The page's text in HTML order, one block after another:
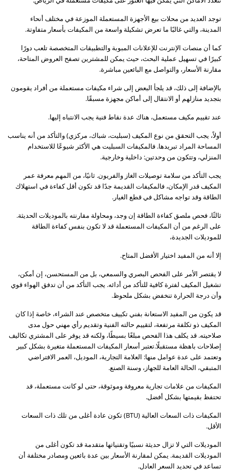
توجد العديد من محلات بيع الأجهزة المستعملة الموزعة في مختلف أنحاء
المدينة، والتي غالبًا ما تعرض تشكيلة واسعة من المكيفات بأسعار متفاوتة.
كما أن منصات الإنترنت للإعلانات المبوبة والتطبيقات المتخصصة تلعب دورًا
كبيرًا في تسهيل عملية البحث، حيث يمكن للمشترين تصفح العروض المتاحة،
مقارنة الأسعار، والتواصل مع البائعين مباشرة.
بالإضافة إلى ذلك، قد يلجأ البعض إلى شراء مكيفات مستعملة من أفراد يقومون
بتجديد منازلهم أو الانتقال إلى أماكن مجهزة مسبقًا.
عند تقييم مكيف مستعمل، هناك عدة نقاط فنية يجب الانتباه إليها.
أولاً، يجب التحقق من نوع المكيف (سبليت، شباك، مركزي) والتأكد من أنه يناسب
المساحة المراد تبريدها. فالمكيفات السبليت هي الأكثر شيوعًا للاستخدام
المنزلي، وتتكون من وحدتين: داخلية وخارجية.
يجب التأكد من سلامة توصيلات الغاز والفريون. ثانيًا، من المهم معرفة عمر
المكيف قدر الإمكان، فالمكيفات القديمة جدًا قد تكون أقل كفاءة في استهلاك
الطاقة وقد تواجه مشاكل في قطع الغيار.
ثالثًا، فحص ملصق كفاءة الطاقة إن وجد، ومحاولة مقارنته بالموديلات الحديثة.
على الرغم من أن المكيفات المستعملة قد لا تكون بنفس كفاءة الطاقة
للموديلات الجديدة،
إلا أنه من المفيد اختيار الأفضل المتاح.
لا يقتصر الأمر على الفحص البصري والسمعي، بل من المستحسن، إن أمكن،
تشغيل المكيف لفترة كافية للتأكد من أدائه. يجب التأكد من أن تدفق الهواء قوي
وأن درجة الحرارة تنخفض بشكل ملحوظ.
قد يكون من المفيد الاستعانة بفني تكييف متخصص عند الشراء، خاصة إذا كان
المكيف ذو تكلفة مرتفعة، لتقييم حالته الفنية وتقديم رأي مهني حول مدى
صلاحيته. قد يكلف هذا الفحص مبلغًا بسيطًا، ولكنه قد يوفر على المشتري تكاليف
إصلاحات باهظة مستقبلًا.تعتبر أسعار المكيفات المستعملة متغيرة بشكل كبير
وتعتمد على عدة عوامل منها: العلامة التجارية، الموديل، العمر الافتراضي
المتبقي، الحالة العامة للجهاز، وسنة الصنع.
المكيفات من علامات تجارية معروفة وموثوقة، حتى لو كانت مستعملة، قد
تحتفظ بقيمتها بشكل أفضل.
المكيفات ذات السعات العالية (BTU) تكون عادة أغلى من تلك ذات السعات
الأقل.
الموديلات التي لا تزال حديثة نسبيًا وتقنياتها متقدمة قد تكون أغلى من
الموديلات القديمة. يمكن لمقارنة الأسعار بين عدة بائعين ومصادر مختلفة أن
تساعد في تحديد السعر العادل.